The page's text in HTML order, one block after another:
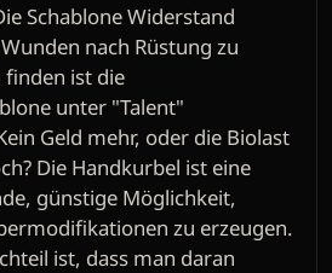
Schablone Widerstand
nach Rüstung zu
ist die
unter "Talent"
Geld mehr, oder die Biolast
Die Handkurbel ist eine
günstige Möglichkeit,
zu erzeugen.
ist, dass man daran